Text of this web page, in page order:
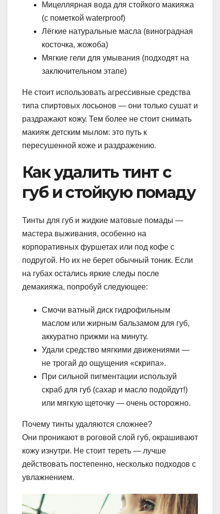
Мицеллярная вода для стойкого макияжа
(с пометкой waterproof)
Лёгкие натуральные масла (виноградная
косточка, жожоба)
Мягкие гели для умывания (подходят на
заключительном этапе)
Не стоит использовать агрессивные средства
типа спиртовых лосьонов — они только сушат и
раздражают кожу. Тем более не стоит снимать
макияж детским мылом: это путь к
пересушенной коже и раздражению.
Как удалить тинт с
губ и стойкую помаду
Тинты для губ и жидкие матовые помады —
мастера выживания, особенно на
корпоративных фуршетах или под кофе с
подругой. Но их не берет обычный тоник. Если
на губах остались яркие следы после
демакияжа, попробуй следующее:
Смочи ватный диск гидрофильным
маслом или жирным бальзамом для губ,
аккуратно прижми на минуту.
Удали средство мягкими движениями —
не трогай до ощущения «скрипа».
При сильной пигментации используй
скраб для губ (сахар и масло подойдут!)
или мягкую щеточку — очень осторожно.
Почему тинты удаляются сложнее?
Они проникают в роговой слой губ, окрашивают
кожу изнутри. Не стоит тереть — лучше
действовать постепенно, несколько подходов с
увлажнением.